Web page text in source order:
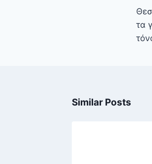
τα
Similar Posts